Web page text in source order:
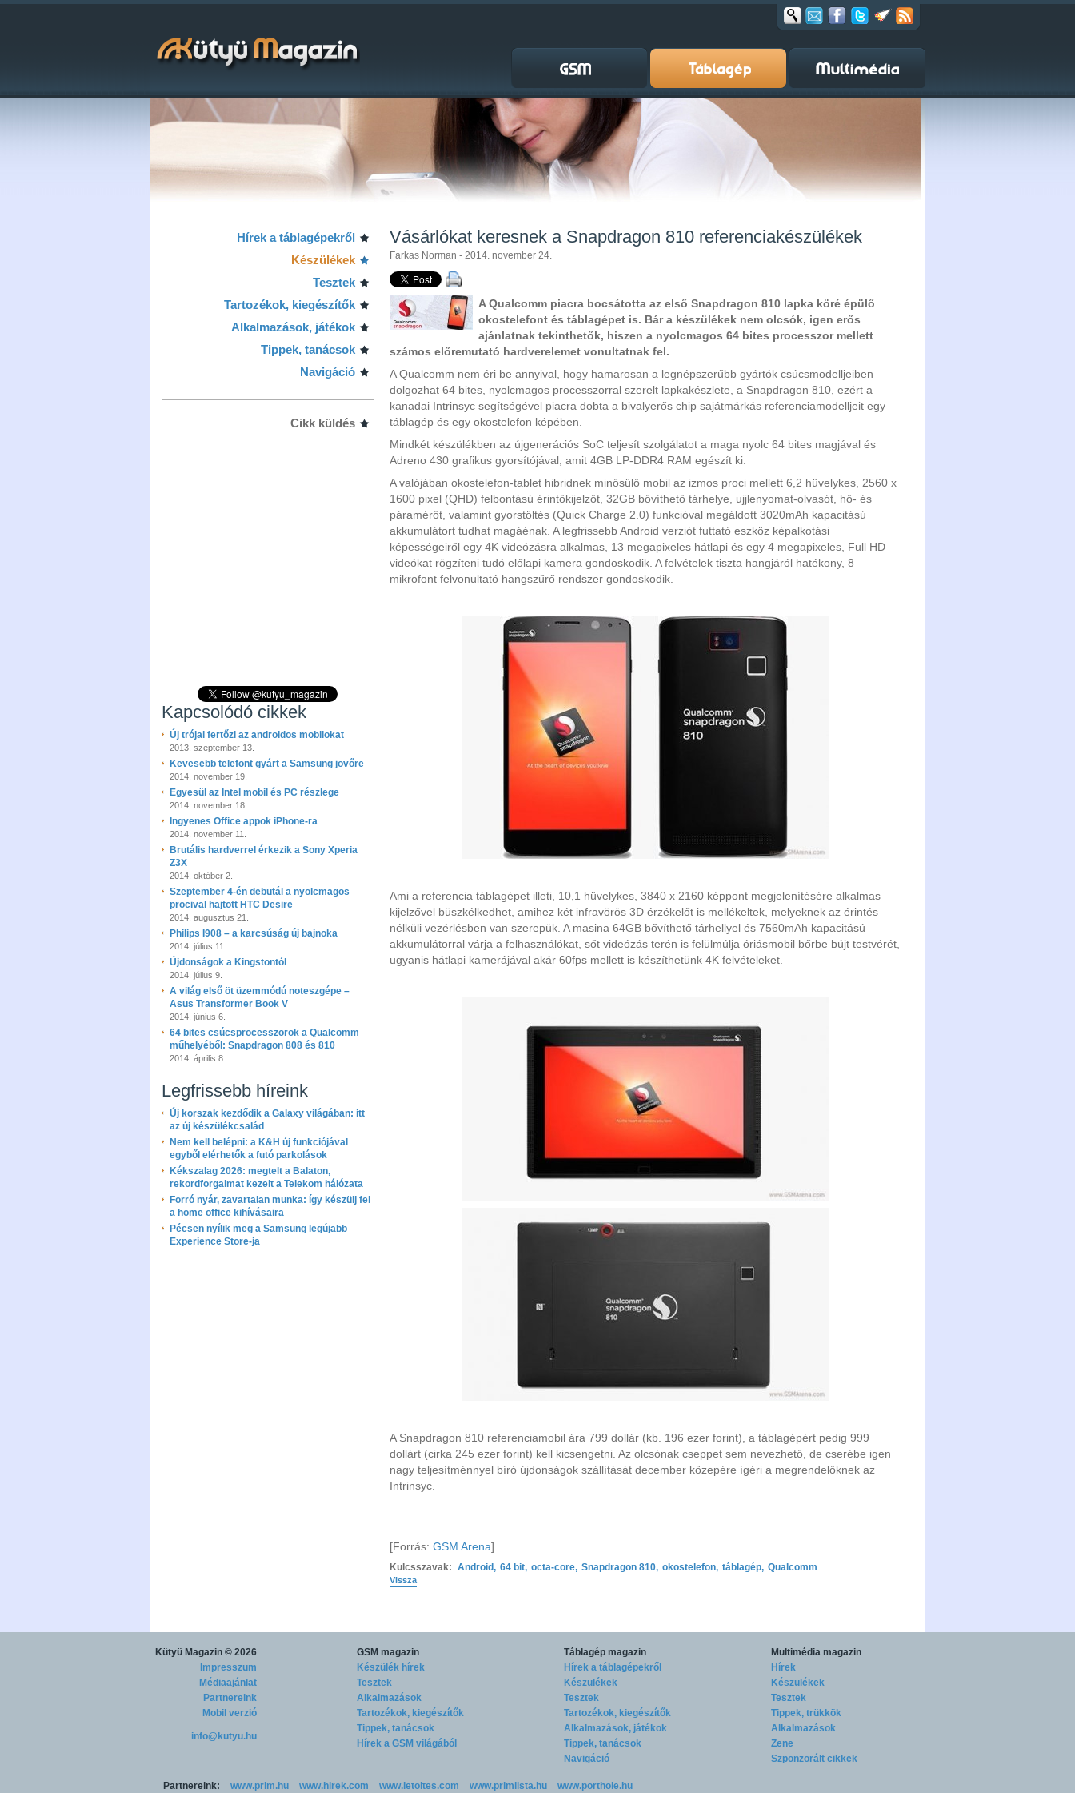
Hírek a táblagépekről
Készülékek
Tesztek
Tartozékok, kiegészítők
Alkalmazások, játékok
Tippek, tanácsok
Navigáció
Cikk küldés
Kapcsolódó cikkek
Új trójai fertőzi az androidos mobilokat
2013. szeptember 13.
Kevesebb telefont gyárt a Samsung jövőre
2014. november 19.
Egyesül az Intel mobil és PC részlege
2014. november 18.
Ingyenes Office appok iPhone-ra
2014. november 11.
Brutális hardverrel érkezik a Sony Xperia
Z3X
2014. október 2.
Szeptember 4-én debütál a nyolcmagos
procival hajtott HTC Desire
2014. augusztus 21.
Philips I908 – a karcsúság új bajnoka
2014. július 11.
Újdonságok a Kingstontól
2014. július 9.
A világ első öt üzemmódú noteszgépe –
Asus Transformer Book V
2014. június 6.
64 bites csúcsprocesszorok a Qualcomm
műhelyéből: Snapdragon 808 és 810
2014. április 8.
Legfrissebb híreink
Új korszak kezdődik a Galaxy világában: itt
az új készülékcsalád
Nem kell belépni: a K&H új funkciójával
egyből elérhetők a futó parkolások
Kékszalag 2026: megtelt a Balaton,
rekordforgalmat kezelt a Telekom hálózata
Forró nyár, zavartalan munka: így készülj fel
a home office kihívásaira
Pécsen nyílik meg a Samsung legújabb
Experience Store-ja
Vásárlókat keresnek a Snapdragon 810 referenciakészülékek
Farkas Norman - 2014. november 24.
A Qualcomm piacra bocsátotta az első Snapdragon 810 lapka köré épülő
okostelefont és táblagépet is. Bár a készülékek nem olcsók, igen erős
ajánlatnak tekinthetők, hiszen a nyolcmagos 64 bites processzor mellett
számos előremutató hardverelemet vonultatnak fel.
A Qualcomm nem éri be annyival, hogy hamarosan a legnépszerűbb gyártók csúcsmodelljeiben
dolgozhat 64 bites, nyolcmagos processzorral szerelt lapkakészlete, a Snapdragon 810, ezért a
kanadai Intrinsyc segítségével piacra dobta a bivalyerős chip sajátmárkás referenciamodelljeit egy
táblagép és egy okostelefon képében.
Mindkét készülékben az újgenerációs SoC teljesít szolgálatot a maga nyolc 64 bites magjával és
Adreno 430 grafikus gyorsítójával, amit 4GB LP-DDR4 RAM egészít ki.
A valójában okostelefon-tablet hibridnek minősülő mobil az izmos proci mellett 6,2 hüvelykes, 2560 x
1600 pixel (QHD) felbontású érintőkijelzőt, 32GB bővíthető tárhelye, ujjlenyomat-olvasót, hő- és
páramérőt, valamint gyorstöltés (Quick Charge 2.0) funkcióval megáldott 3020mAh kapacitású
akkumulátort tudhat magáénak. A legfrissebb Android verziót futtató eszköz képalkotási
képességeiről egy 4K videózásra alkalmas, 13 megapixeles hátlapi és egy 4 megapixeles, Full HD
videókat rögzíteni tudó előlapi kamera gondoskodik. A felvételek tiszta hangjáról hatékony, 8
mikrofont felvonultató hangszűrő rendszer gondoskodik.
Ami a referencia táblagépet illeti, 10,1 hüvelykes, 3840 x 2160 képpont megjelenítésére alkalmas
kijelzővel büszkélkedhet, amihez két infravörös 3D érzékelőt is mellékeltek, melyeknek az érintés
nélküli vezérlésben van szerepük. A masina 64GB bővíthető tárhellyel és 7560mAh kapacitású
akkumulátorral várja a felhasználókat, sőt videózás terén is felülmúlja óriásmobil bőrbe bújt testvérét,
ugyanis hátlapi kamerájával akár 60fps mellett is készíthetünk 4K felvételeket.
A Snapdragon 810 referenciamobil ára 799 dollár (kb. 196 ezer forint), a táblagépért pedig 999
dollárt (cirka 245 ezer forint) kell kicsengetni. Az olcsónak cseppet sem nevezhető, de cserébe igen
nagy teljesítménnyel bíró újdonságok szállítását december közepére ígéri a megrendelőknek az
Intrinsyc.
[Forrás: GSM Arena]
Kulcsszavak: Android, 64 bit, octa-core, Snapdragon 810, okostelefon, táblagép, Qualcomm
Vissza
Kütyü Magazin © 2026
Impresszum
Médiaajánlat
Partnereink
Mobil verzió
info@kutyu.hu
GSM magazin
Készülék hírek
Tesztek
Alkalmazások
Tartozékok, kiegészítők
Tippek, tanácsok
Hírek a GSM világából
Táblagép magazin
Hírek a táblagépekről
Készülékek
Tesztek
Tartozékok, kiegészítők
Alkalmazások, játékok
Tippek, tanácsok
Navigáció
Multimédia magazin
Hírek
Készülékek
Tesztek
Tippek, trükkök
Alkalmazások
Zene
Szponzorált cikkek
Partnereink: www.prim.hu www.hirek.com www.letoltes.com www.primlista.hu www.porthole.hu